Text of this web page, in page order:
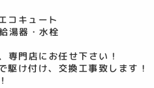
コキュート
湯器・水栓
専門店にお任せ下さい！
駆け付け、交換工事致します！